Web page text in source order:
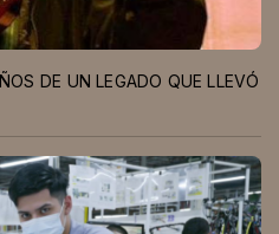
DE UN LEGADO QUE LLEVÓ